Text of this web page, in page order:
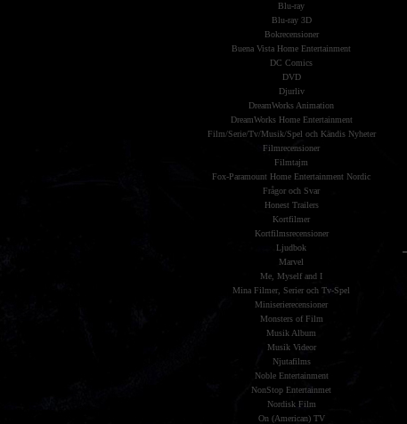
Blu-ray
Blu-ray 3D
Bokrecensioner
Buena Vista Home Entertainment
DC Comics
DVD
Djurliv
DreamWorks Animation
DreamWorks Home Entertainment
Film/Serie/Tv/Musik/Spel och Kändis Nyheter
Filmrecensioner
Filmtajm
Fox-Paramount Home Entertainment Nordic
Frågor och Svar
Honest Trailers
Kortfilmer
Kortfilmsrecensioner
Ljudbok
Marvel
Me, Myself and I
Mina Filmer, Serier och Tv-Spel
Miniserierecensioner
Monsters of Film
Musik Album
Musik Videor
Njutafilms
Noble Entertainment
NonStop Entertainmet
Nordisk Film
On (American) TV